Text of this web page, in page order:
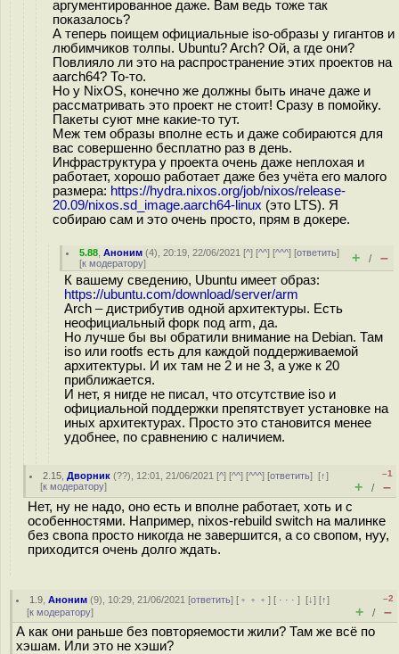
аргументированное даже. Вам ведь тоже так
показалось?
А теперь поищем официальные iso-образы у гигантов и
любимчиков толпы. Ubuntu? Arch? Ой, а где они?
Повлияло ли это на распространение этих проектов на
aarch64? То-то.
Но у NixOS, конечно же должны быть иначе даже и
рассматривать это проект не стоит! Сразу в помойку.
Пакеты суют мне какие-то тут.
Меж тем образы вполне есть и даже собираются для
вас совершенно бесплатно раз в день.
Инфраструктура у проекта очень даже неплохая и
работает, хорошо работает даже без учёта его малого
размера: https://hydra.nixos.org/job/nixos/release-
20.09/nixos.sd_image.aarch64-linux (это LTS). Я
собираю сам и это очень просто, прям в докере.
5.88 ,Аноним (4), 20:19, 22/06/2021 [^] [^^] [^^^] [ответить]
[к модератору] + / –
К вашему сведению, Ubuntu имеет образ:
https://ubuntu.com/download/server/arm
Arch – дистрибутив одной архитектуры. Есть
неофициальный форк под arm, да.
Но лучше бы вы обратили внимание на Debian. Там
iso или rootfs есть для каждой поддерживаемой
архитектуры. И их там не 2 и не 3, а уже к 20
приближается.
И нет, я нигде не писал, что отсутствие iso и
официальной поддержки препятствует установке на
иных архитектурах. Просто это становится менее
удобнее, по сравнению с наличием.
2.15 ,Дворник (??), 12:01, 21/06/2021 [^] [^^] [^^^] [ответить][↑]
[к модератору]
–1
+ / –
Нет, ну не надо, оно есть и вполне работает, хоть и с
особенностями. Например, nixos-rebuild switch на малинке
без свопа просто никогда не завершится, а со свопом, нуу,
приходится очень долго ждать.
1.9 ,Аноним (9), 10:29, 21/06/2021 [ответить] [ ﹢﹢﹢] [ · · ·][↓] [↑]
[к модератору]
–2
+ / –
А как они раньше без повторяемости жили? Там же всё по
хэшам. Или это не хэши?